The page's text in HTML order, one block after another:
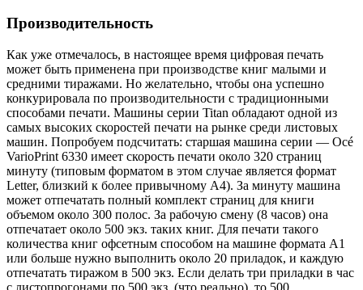
Производительность
Как уже отмечалось, в настоящее время цифровая печать
может быть применена при производстве книг малыми и
средними тиражами. Но желательно, чтобы она успешно
конкурировала по производительности с традиционными
способами печати. Машины серии Titan обладают одной из
самых высоких скоростей печати на рынке среди листовых
машин. Попробуем подсчитать: старшая машина серии — Océ
VarioPrint 6330 имеет скорость печати около 320 страниц
минуту (типовым форматом в этом случае является формат
Letter, близкий к более привычному А4). За минуту машина
может отпечатать полный комплект страниц для книги
объемом около 300 полос. За рабочую смену (8 часов) она
отпечатает около 500 экз. таких книг. Для печати такого
количества книг офсетным способом на машине формата А1
или больше нужно выполнить около 20 приладок, и каждую
отпечатать тиражом в 500 экз. Если делать три приладки в час
с листопрогонами по 500 экз. (что реально), то 500